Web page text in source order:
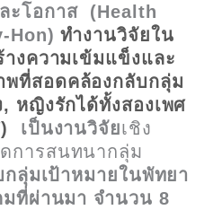
ะโอกาส (Health
Hon)ทำงานวิจัยใน
างความเข้มแข็งและ
ที่สอดคล้องกลับกลุ่ม
หญิงรักได้ทั้งสองเพศ
เป็นงานวิจัยเชิง
การสนทนากลุ่ม
กลุ่มเป้าหมายในพัทยา
ที่ผ่านมา จำนวน 8